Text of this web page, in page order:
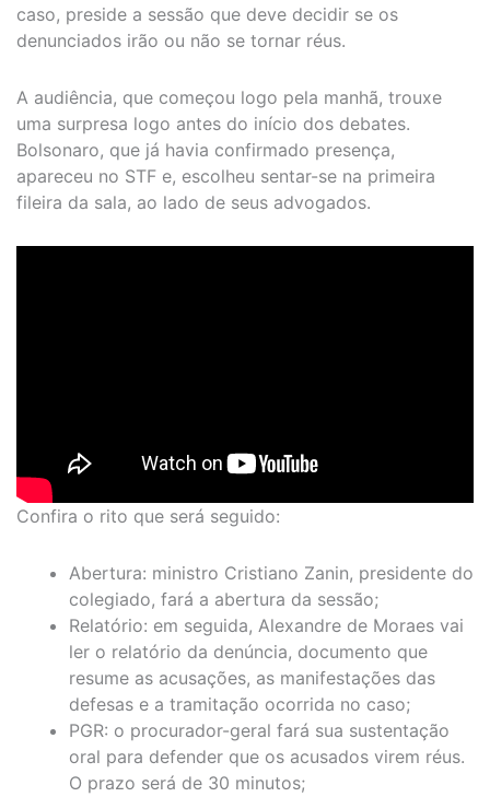
caso, preside a sessão que deve decidir se os
denunciados irão ou não se tornar réus.
A audiência, que começou logo pela manhã, trouxe
uma surpresa logo antes do início dos debates.
Bolsonaro, que já havia confirmado presença,
apareceu no STF e, escolheu sentar-se na primeira
fileira da sala, ao lado de seus advogados.
Confira o rito que será seguido:
Abertura: ministro Cristiano Zanin, presidente do
colegiado, fará a abertura da sessão;
Relatório: em seguida, Alexandre de Moraes vai
ler o relatório da denúncia, documento que
resume as acusações, as manifestações das
defesas e a tramitação ocorrida no caso;
PGR: o procurador-geral fará sua sustentação
oral para defender que os acusados virem réus.
O prazo será de 30 minutos;